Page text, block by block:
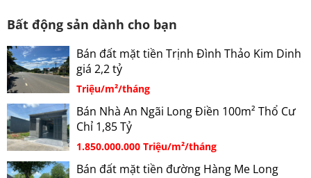
Bất động sản dành cho bạn
Bán đất mặt tiền Trịnh Đình Thảo Kim Dinh
giá 2,2 tỷ
Triệu/m²/tháng
Bán Nhà An Ngãi Long Điền 100m² Thổ Cư
Chỉ 1,85 Tỷ
1.850.000.000 Triệu/m²/tháng
Bán đất mặt tiền đường Hàng Me Long